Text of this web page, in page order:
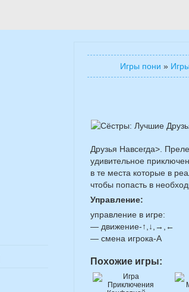
Игры пони »
Друзья Навсегда>.
удивительное
в те места которые в
чтобы попасть в
Управление:
управление в игре:
— движение-↑,↓,→,←
— смена игрока-A
Похожие игры: